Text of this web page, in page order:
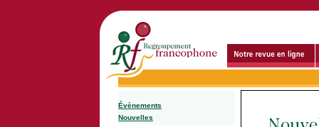
Évènements
Nouvelles